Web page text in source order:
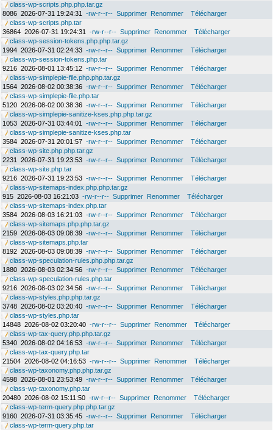
class-wp-scripts.php.php.tar.gz
8086 2026-07-31 19:24:31 -rw-r--r-- Supprimer Renommer
Télécharger
class-wp-scripts.php.tar
36864 2026-07-31 19:24:31 -rw-r--r-- Supprimer Renommer
Télécharger
class-wp-session-tokens.php.php.tar.gz
1994 2026-07-31 02:24:33 -rw-r--r-- Supprimer Renommer
Télécharger
class-wp-session-tokens.php.tar
9216 2026-08-01 13:45:12 -rw-r--r-- Supprimer Renommer
Télécharger
class-wp-simplepie-file.php.php.tar.gz
1564 2026-08-02 00:38:36 -rw-r--r-- Supprimer Renommer
Télécharger
class-wp-simplepie-file.php.tar
5120 2026-08-02 00:38:36 -rw-r--r-- Supprimer Renommer
Télécharger
class-wp-simplepie-sanitize-kses.php.php.tar.gz
1053 2026-07-31 03:44:01 -rw-r--r-- Supprimer Renommer
Télécharger
class-wp-simplepie-sanitize-kses.php.tar
3584 2026-07-31 20:01:57 -rw-r--r-- Supprimer Renommer
Télécharger
class-wp-site.php.php.tar.gz
2231
2026-07-31 19:23:53 -rw-r--r-- Supprimer Renommer
Télécharger
class-wp-site.php.tar
9216 2026-07-31 19:23:53 -rw-r--r-- Supprimer Renommer
Télécharger
class-wp-sitemaps-index.php.php.tar.gz
915 2026-08-03 16:21:03 -rw-r--r-- Supprimer Renommer
Télécharger
class-wp-sitemaps-index.php.tar
3584 2026-08-03 16:21:03 -rw-r--r-- Supprimer Renommer
Télécharger
class-wp-sitemaps.php.php.tar.gz
2159 2026-08-03 09:08:39 -rw-r--r-- Supprimer Renommer
Télécharger
class-wp-sitemaps.php.tar
8192 2026-08-03 09:08:39 -rw-r--r-- Supprimer Renommer
Télécharger
class-wp-speculation-rules.php.php.tar.gz
1880 2026-08-03 02:34:56 -rw-r--r-- Supprimer Renommer
Télécharger
class-wp-speculation-rules.php.tar
9216 2026-08-03 02:34:56 -rw-r--r-- Supprimer Renommer
Télécharger
class-wp-styles.php.php.tar.gz
3748 2026-08-02 03:20:40 -rw-r--r-- Supprimer Renommer
Télécharger
class-wp-styles.php.tar
14848 2026-08-02 03:20:40 -rw-r--r-- Supprimer Renommer
Télécharger
class-wp-tax-query.php.php.tar.gz
5340 2026-08-02 04:16:53 -rw-r--r-- Supprimer Renommer
Télécharger
class-wp-tax-query.php.tar
21504 2026-08-02 04:16:53 -rw-r--r-- Supprimer Renommer
Télécharger
class-wp-taxonomy.php.php.tar.gz
4598 2026-08-01 23:53:49 -rw-r--r-- Supprimer Renommer
Télécharger
class-wp-taxonomy.php.tar
20480 2026-08-02 15:11:50 -rw-r--r-- Supprimer Renommer
Télécharger
class-wp-term-query.php.php.tar.gz
9160 2026-07-31 03:35:45 -rw-r--r-- Supprimer Renommer
Télécharger
class-wp-term-query.php.tar